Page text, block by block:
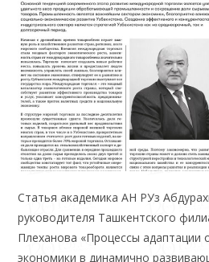
Статья академика АН РУз
руководителя Ташкентского
Плеханова «Процессы адаптации
экономики в динамично